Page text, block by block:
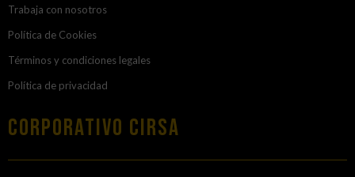
Trabaja con nosotros
Política de Cookies
Términos y condiciones legales
Política de privacidad
Corporativo Cirsa